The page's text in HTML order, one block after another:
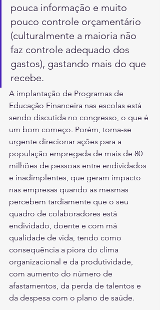
pouca informação e muito
pouco controle orçamentário
(culturalmente a maioria não
faz controle adequado dos
gastos), gastando mais do que
recebe.
A implantação de Programas de
Educação Financeira nas escolas está
sendo discutida no congresso, o que é
um bom começo. Porém, torna-se
urgente direcionar ações para a
população empregada de mais de 80
milhões de pessoas entre endividados
e inadimplentes, que geram impacto
nas empresas quando as mesmas
percebem tardiamente que o seu
quadro de colaboradores está
endividado, doente e com má
qualidade de vida, tendo como
consequência a piora do clima
organizacional e da produtividade,
com aumento do número de
afastamentos, da perda de talentos e
da despesa com o plano de saúde.